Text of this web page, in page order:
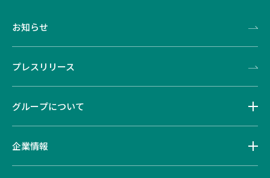
お知らせ
プレスリリース
グループについて
企業情報